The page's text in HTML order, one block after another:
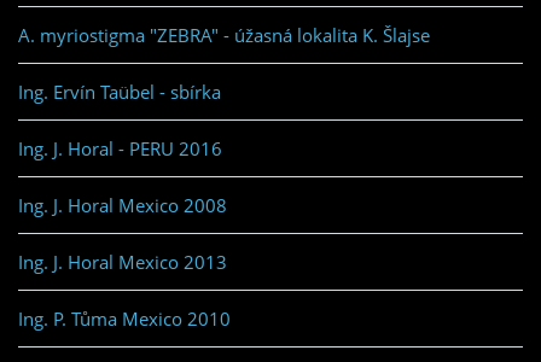
A. myriostigma "ZEBRA" - úžasná lokalita K. Šlajse
Ing. Ervín Taübel - sbírka
Ing. J. Horal - PERU 2016
Ing. J. Horal Mexico 2008
Ing. J. Horal Mexico 2013
Ing. P. Tůma Mexico 2010